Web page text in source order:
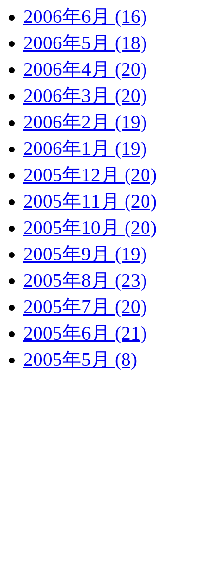
2006年6月 (16)
2006年5月 (18)
2006年4月 (20)
2006年3月 (20)
2006年2月 (19)
2006年1月 (19)
2005年12月 (20)
2005年11月 (20)
2005年10月 (20)
2005年9月 (19)
2005年8月 (23)
2005年7月 (20)
2005年6月 (21)
2005年5月 (8)